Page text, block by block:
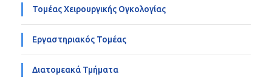
Τομέας Χειρουργικής Ογκολογίας
Εργαστηριακός Τομέας
Διατομεακά Τμήματα